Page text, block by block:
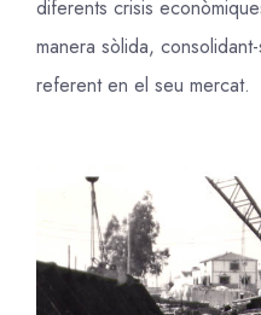
diferents crisis
manera sòlida,
referent en el seu mercat.